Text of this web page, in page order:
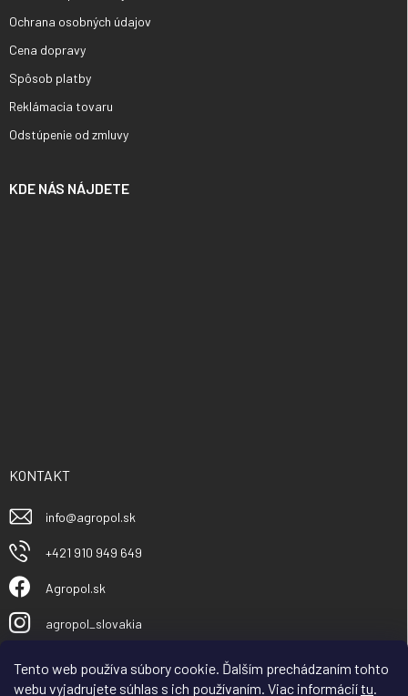
Tento web používa súbory cookie. Ďalším prechádzaním tohto
webu vyjadrujete súhlas s ich používaním. Viac informáciítu.
Ochrana osobných údajov
Cena dopravy
Spôsob platby
Reklámacia tovaru
Odstúpenie od zmluvy
KDE NÁS NÁJDETE
KONTAKT
info@agropol.sk
+421 910 949 649
Agropol.sk
agropol_slovakia